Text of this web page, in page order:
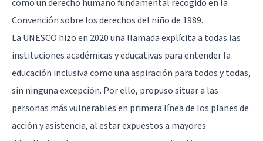
como un derecho humano fundamental recogido en la
Convención sobre los derechos del niño de 1989.
La UNESCO hizo en 2020 una llamada explícita a todas las
instituciones académicas y educativas para entender la
educación inclusiva como una aspiración para todos y todas,
sin ninguna excepción. Por ello, propuso situar a las
personas más vulnerables en primera línea de los planes de
acción y asistencia, al estar expuestos a mayores